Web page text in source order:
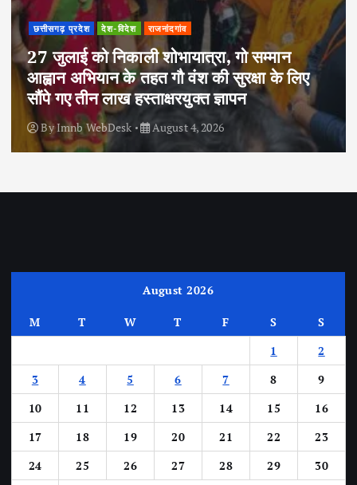
छत्तीसगढ़ प्रदेश देश-विदेश राजनांदगांव
27 जुलाई को निकाली शोभायात्रा, गो सम्मान
आह्वान अभियान के तहत गौ वंश की सुरक्षा के लिए
सौंपे गए तीन लाख हस्ताक्षरयुक्त ज्ञापन
ByImnb WebDesk August 4, 2026
August 2026
M T W T F S
S
1
2
3
4 5 6 7 8
9
10
11 12 13 14 15
16
17
18 19 20 21 22
23
24
25 26 27 28 29
30